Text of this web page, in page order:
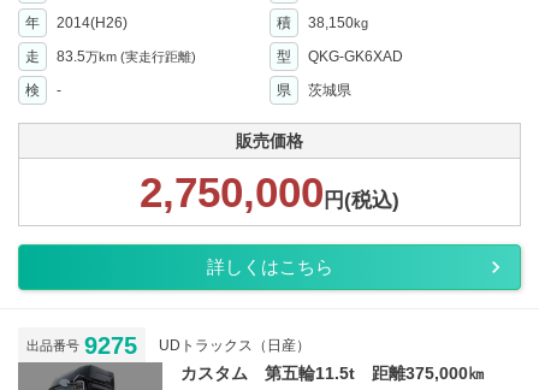
年
2014(H26) 積 38,150kg
走 83.5万km (実走行距離) 型
QKG-GK6XAD
検
- 県 茨城県
販売価格
2,750,000 円(税込)
詳しくはこちら
出品番号 9275 UDトラックス（日産）
カスタム 第五輪11.5t 距離375,000㎞